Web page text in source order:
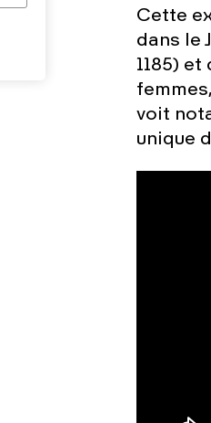
Cette
dans le
1185)
voit
unique